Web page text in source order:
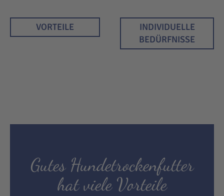
VORTEILE
INDIVIDUELLE
BEDÜRFNISSE
Gutes Hundetrockenfutter
hat viele Vorteile